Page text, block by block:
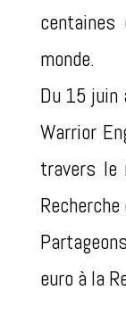
monde.
Du 15 juin
Warrior
travers le
euro à la